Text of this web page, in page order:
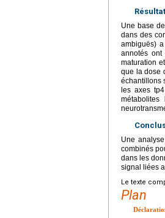
Une base
dans des
ambiguës)
annotés ont
maturation
que la dose
échantillons
les axes
Une
combinés
dans les
signal liées
Le texte
Plan